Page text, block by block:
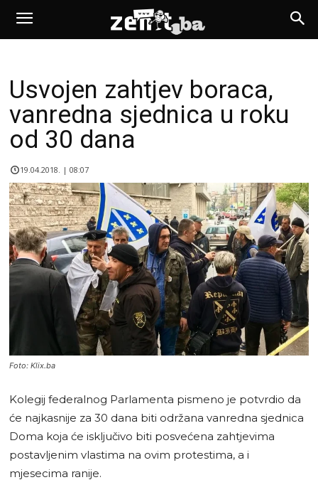
Usvojen zahtjev boraca,
vanredna sjednica u roku
od 30 dana
19.04.2018. | 08:07
Foto: Klix.ba
Kolegij federalnog Parlamenta pismeno je potvrdio da
će najkasnije za 30 dana biti održana vanredna sjednica
Doma koja će isključivo biti posvećena zahtjevima
postavljenim vlastima na ovim protestima, a i
mjesecima ranije.